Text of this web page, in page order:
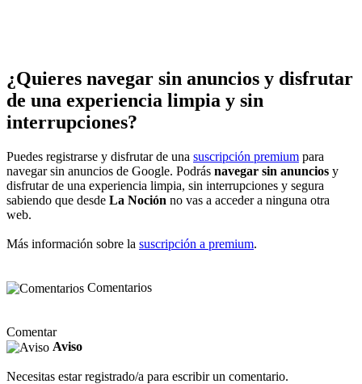
¿Quieres navegar sin anuncios y disfrutar
de una experiencia limpia y sin
interrupciones?
Puedes registrarse y disfrutar de una suscripción premium para
navegar sin anuncios de Google. Podrás navegar sin anuncios y
disfrutar de una experiencia limpia, sin interrupciones y segura
sabiendo que desde La Noción no vas a acceder a ninguna otra
web.
Más información sobre la suscripción a premium.
Comentarios
Comentar
Aviso
Necesitas estar registrado/a para escribir un comentario.